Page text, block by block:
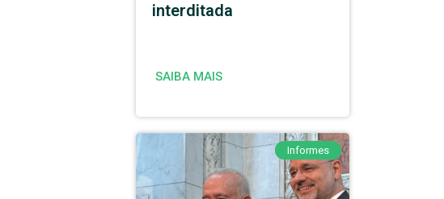
interditada
SAIBA MAIS
Informes